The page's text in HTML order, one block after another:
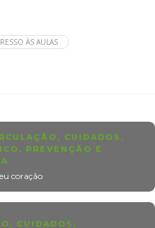
ÀS AULAS
, CUIDADOS ,
, PREVENÇÃO E
coração
, CUIDADOS ,